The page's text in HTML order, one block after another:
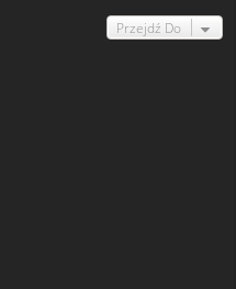
Przejdź Do